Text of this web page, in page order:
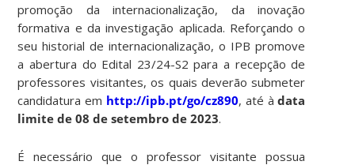
promoção da internacionalização, da inovação
formativa e da investigação aplicada. Reforçando o
seu historial de internacionalização, o IPB promove
a abertura do Edital 23/24-S2 para a recepção de
professores visitantes, os quais deverão submeter
candidatura em http://ipb.pt/go/cz890, até àdata
limite de 08 de setembro de 2023.
É necessário que o professor visitante possua